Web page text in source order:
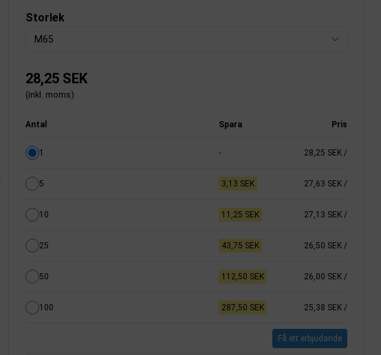
Storlek
M65
28,25 SEK
(inkl. moms)
Antal Spara Pris
1 - 28,25 SEK /
5 3,13 SEK 27,63 SEK /
10 11,25 SEK 27,13 SEK /
25 43,75 SEK 26,50 SEK /
50 112,50 SEK 26,00 SEK /
100 287,50 SEK 25,38 SEK /
Få ett erbjudande